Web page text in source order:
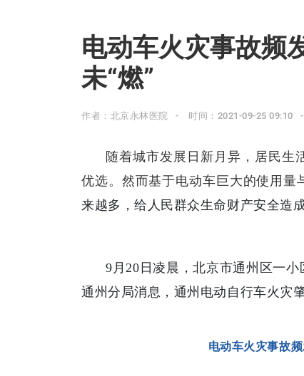
电动车火灾事故频
未“燃”
作者：北京永林医院 时间：2021-09-25 09:10
随着城市发展日新月异，居民生
优选。然而基于电动车巨大的使用量
来越多，给人民群众生命财产安全造
9月20日凌晨，北京市通州区一
通州分局消息，通州电动自行车火灾
电动车火灾事故